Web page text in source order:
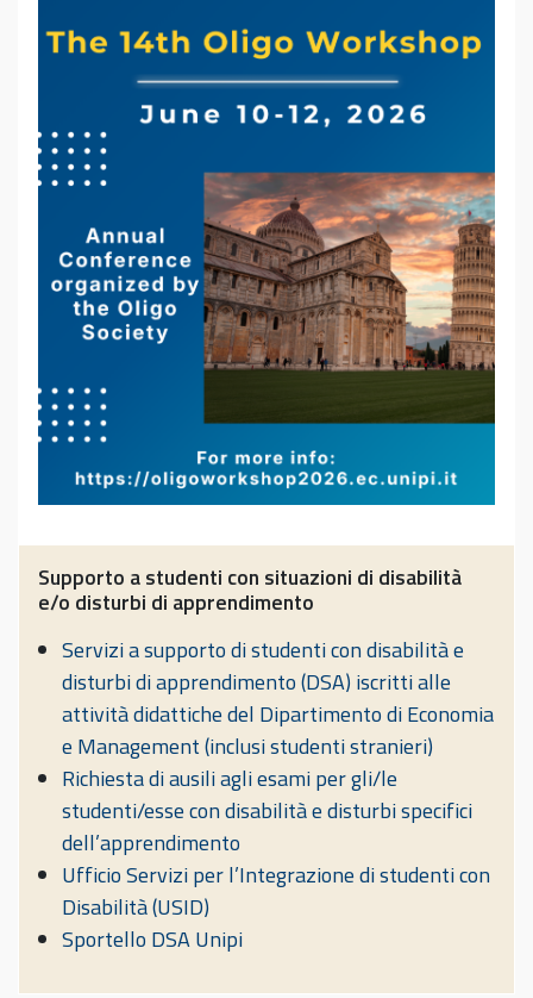
Supporto a studenti con situazioni di disabilità
e/o disturbi di apprendimento
Servizi a supporto di studenti con disabilità e
disturbi di apprendimento (DSA) iscritti alle
attività didattiche del Dipartimento di Economia
e Management (inclusi studenti stranieri)
Richiesta di ausili agli esami per gli/le
studenti/esse con disabilità e disturbi specifici
dell’apprendimento
Ufficio Servizi per l’Integrazione di studenti con
Disabilità (USID)
Sportello DSA Unipi